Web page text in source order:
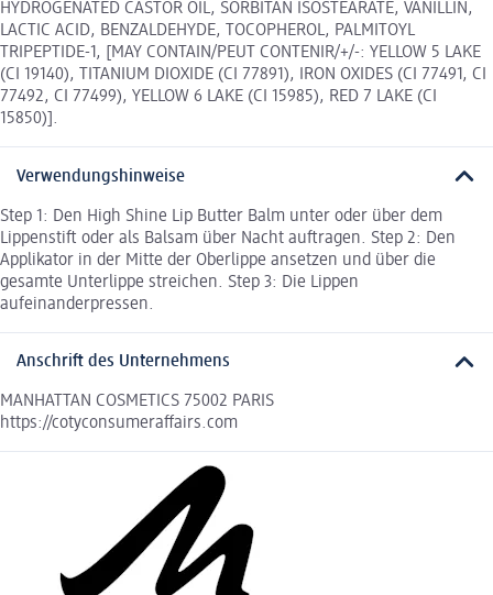
HYDROGENATED CASTOR OIL, SORBITAN ISOSTEARATE, VANILLIN,
LACTIC ACID, BENZALDEHYDE, TOCOPHEROL, PALMITOYL
TRIPEPTIDE-1, [MAY CONTAIN/PEUT CONTENIR/+/-: YELLOW 5 LAKE
(CI 19140), TITANIUM DIOXIDE (CI 77891), IRON OXIDES (CI 77491, CI
77492, CI 77499), YELLOW 6 LAKE (CI 15985), RED 7 LAKE (CI
15850)].
Verwendungshinweise
Step 1: Den High Shine Lip Butter Balm unter oder über dem
Lippenstift oder als Balsam über Nacht auftragen. Step 2: Den
Applikator in der Mitte der Oberlippe ansetzen und über die
gesamte Unterlippe streichen. Step 3: Die Lippen
aufeinanderpressen.
Anschrift des Unternehmens
MANHATTAN COSMETICS 75002 PARIS
https://cotyconsumeraffairs.com